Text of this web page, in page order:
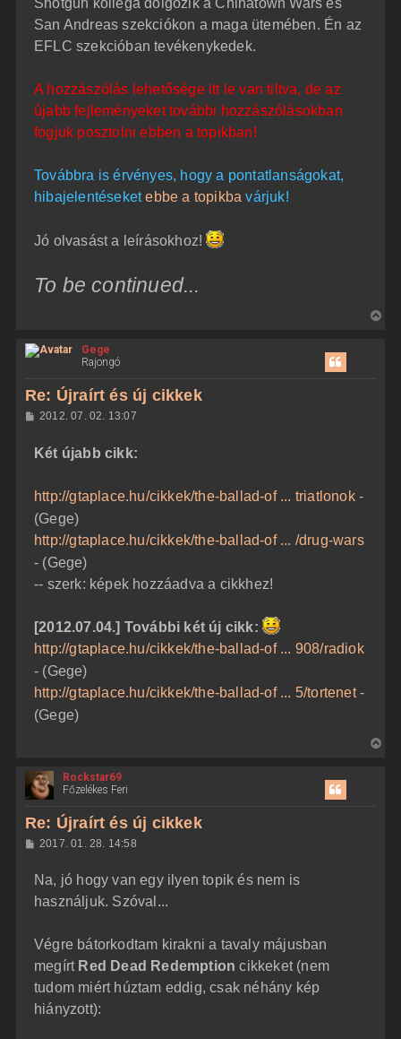
Shotgun kolléga dolgozik a Chinatown Wars és
San Andreas szekciókon a maga ütemében. Én az
EFLC szekcióban tevékenykedek.
A hozzászólás lehetősége itt le van tiltva, de az
újabb fejleményeket további hozzászólásokban
fogjuk posztolni ebben a topikban!
Továbbra is érvényes, hogy a pontatlanságokat,
hibajelentéseketebbe a topikba várjuk!
Jó olvasást a leírásokhoz!
To be continued...
Gege
Rajongó
Re: Újraírt és új cikkek
H
z
z
ó
l
á
s
2012. 07. 02. 13:07
Két újabb cikk:
http://gtaplace.hu/cikkek/the-ballad-of ... triatlonok-
(Gege)
http://gtaplace.hu/cikkek/the-ballad-of ... /drug-wars
- (Gege)
-- szerk: képek hozzáadva a cikkhez!
[2012.07.04.] További két új cikk:
http://gtaplace.hu/cikkek/the-ballad-of ... 908/radiok
- (Gege)
http://gtaplace.hu/cikkek/the-ballad-of ... 5/tortenet-
(Gege)
Rockstar69
Főzelékes Feri
Re: Újraírt és új cikkek
H
z
á
s
l
s
2017. 01. 28. 14:58
Na, jó hogy van egy ilyen topik és nem is
használjuk. Szóval...
Végre bátorkodtam kirakni a tavaly májusban
megírt Red Dead Redemptioncikkeket (nem
tudom miért húztam eddig, csak néhány kép
hiányzott):